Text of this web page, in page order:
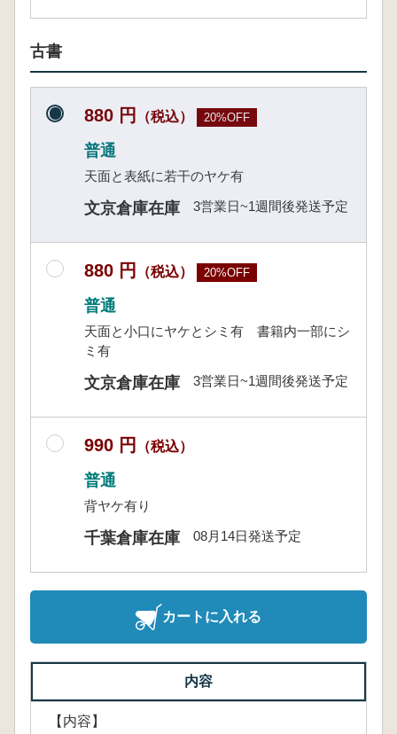
古書
880 円 （税込） 20%OFF
普通
天面と表紙に若干のヤケ有
文京倉庫在庫 3営業日~1週間後発送予定
880 円 （税込） 20%OFF
普通
天面と小口にヤケとシミ有 書籍内一部にシ
ミ有
文京倉庫在庫 3営業日~1週間後発送予定
990 円 （税込）
普通
背ヤケ有り
千葉倉庫在庫 08月14日発送予定
カートに入れる
内容
【内容】